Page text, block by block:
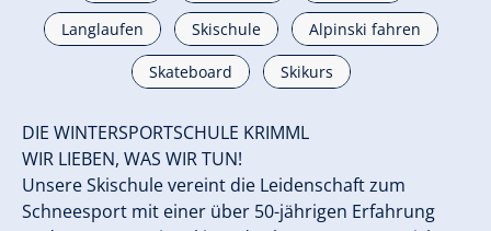
Langlaufen Skischule Alpinski fahren
Skateboard Skikurs
DIE WINTERSPORTSCHULE KRIMML
WIR LIEBEN, WAS WIR TUN!
Unsere Skischule vereint die Leidenschaft zum
Schneesport mit einer über 50-jährigen Erfahrung